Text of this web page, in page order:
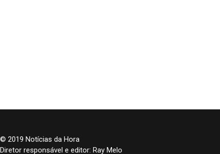
© 2019 Notícias da Hora
Diretor responsável e editor: Ray Melo